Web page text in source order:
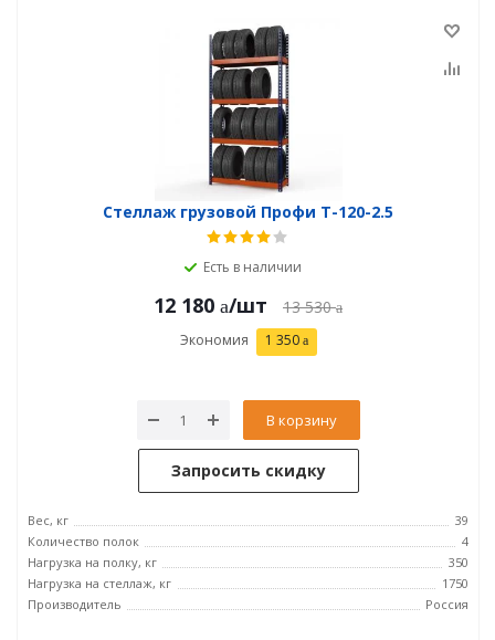
Стеллаж грузовой Профи Т-120-2.5
Есть в наличии
12 180 /шт 13 530
Экономия 1 350
В корзину
Запросить скидку
Вес, кг
39
Количество полок
4
Нагрузка на полку, кг
350
Нагрузка на стеллаж, кг
1750
Производитель
Россия